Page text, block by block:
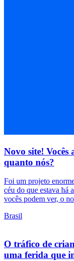
Novo site!
quanto nós?
Foi um projeto
céu do que estava há
vocês podem ver, o
Brasil
O tráfico de
uma ferida que